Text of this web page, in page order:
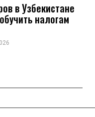
в Узбекистане
налогам